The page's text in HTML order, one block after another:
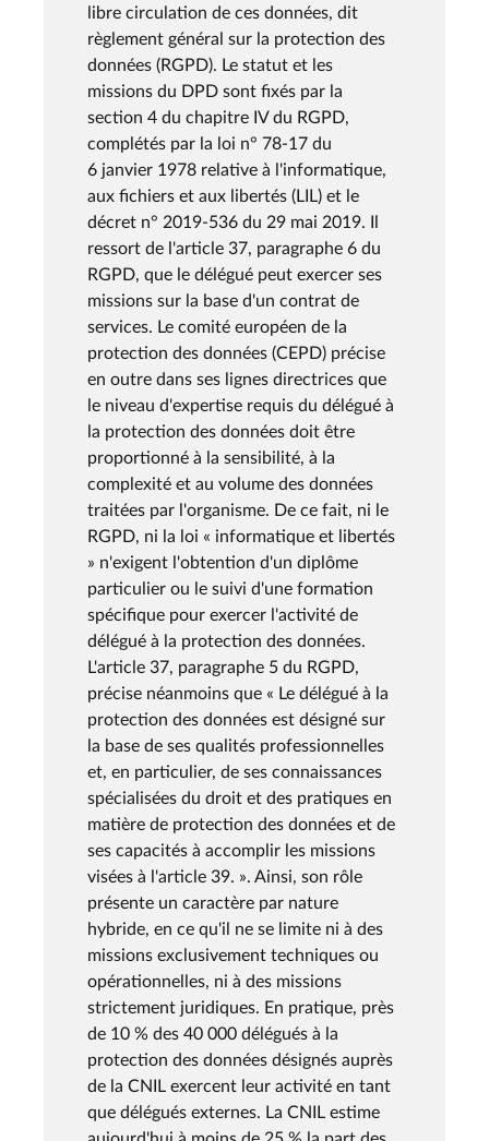
libre circulation de ces données, dit
règlement général sur la protection des
données (RGPD). Le statut et les
missions du DPD sont fixés par la
section 4 du chapitre IV du RGPD,
complétés par la loi n° 78-17 du
6 janvier 1978 relative à l'informatique,
aux fichiers et aux libertés (LIL) et le
décret n° 2019-536 du 29 mai 2019. Il
ressort de l'article 37, paragraphe 6 du
RGPD, que le délégué peut exercer ses
missions sur la base d'un contrat de
services. Le comité européen de la
protection des données (CEPD) précise
en outre dans ses lignes directrices que
le niveau d'expertise requis du délégué à
la protection des données doit être
proportionné à la sensibilité, à la
complexité et au volume des données
traitées par l'organisme. De ce fait, ni le
RGPD, ni la loi « informatique et libertés
» n'exigent l'obtention d'un diplôme
particulier ou le suivi d'une formation
spécifique pour exercer l'activité de
délégué à la protection des données.
L'article 37, paragraphe 5 du RGPD,
précise néanmoins que « Le délégué à la
protection des données est désigné sur
la base de ses qualités professionnelles
et, en particulier, de ses connaissances
spécialisées du droit et des pratiques en
matière de protection des données et de
ses capacités à accomplir les missions
visées à l'article 39. ». Ainsi, son rôle
présente un caractère par nature
hybride, en ce qu'il ne se limite ni à des
missions exclusivement techniques ou
opérationnelles, ni à des missions
strictement juridiques. En pratique, près
de 10 % des 40 000 délégués à la
protection des données désignés auprès
de la CNIL exercent leur activité en tant
que délégués externes. La CNIL estime